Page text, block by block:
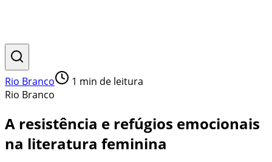
Rio Branco 1 min de leitura
Rio Branco
A resistência e refúgios emocionais
na literatura feminina